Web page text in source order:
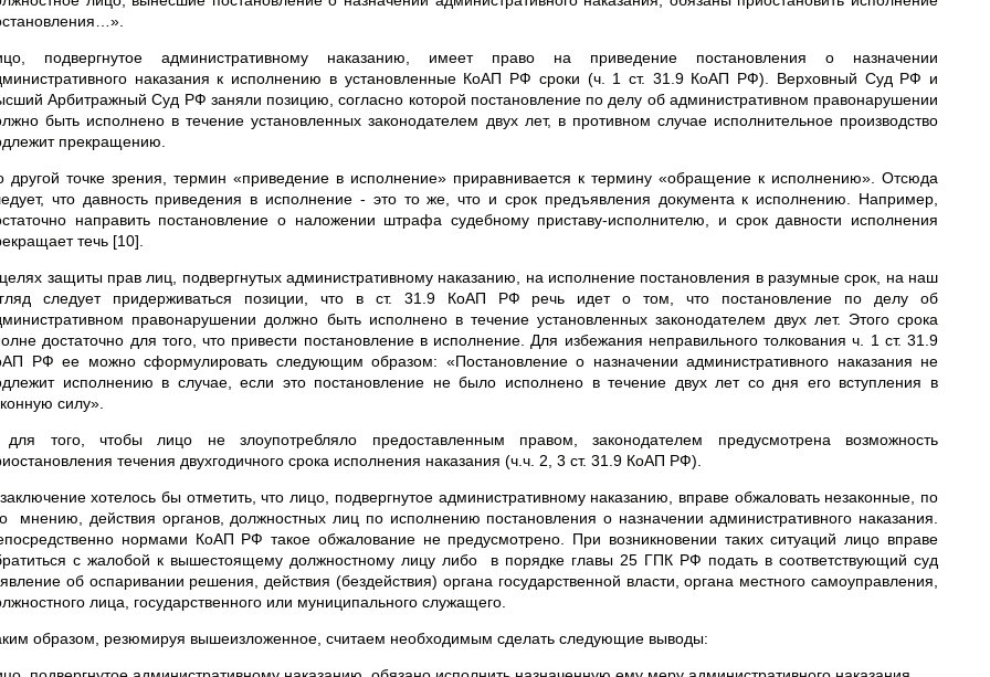
подвергнутое административному наказанию, имеет право на приведение постановления о назначении
наказания к исполнению в установленные КоАП РФ сроки (ч. 1 ст. 31.9 КоАП РФ). Верховный Суд РФ и
Арбитражный Суд РФ заняли позицию, согласно которой постановление по делу об административном правонарушении
быть исполнено в течение установленных законодателем двух лет, в противном случае исполнительное производство
прекращению.
другой точке зрения, термин «приведение в исполнение» приравнивается к термину «обращение к исполнению». Отсюда
что давность приведения в исполнение - это то же, что и срок предъявления документа к исполнению. Например,
направить постановление о наложении штрафа судебному приставу-исполнителю, и срок давности исполнения
течь [10].
защиты прав лиц, подвергнутых административному наказанию, на исполнение постановления в разумные срок, на наш
следует придерживаться позиции, что в ст. 31.9 КоАП РФ речь идет о том, что постановление по делу об
правонарушении должно быть исполнено в течение установленных законодателем двух лет. Этого срока
достаточно для того, что привести постановление в исполнение. Для избежания неправильного толкования ч. 1 ст. 31.9
РФ ее можно сформулировать следующим образом: «Постановление о назначении административного наказания не
исполнению в случае, если это постановление не было исполнено в течение двух лет со дня его вступления в
силу».
того, чтобы лицо не злоупотребляло предоставленным правом, законодателем предусмотрена возможность
течения двухгодичного срока исполнения наказания (ч.ч. 2, 3 ст. 31.9 КоАП РФ).
хотелось бы отметить, что лицо, подвергнутое административному наказанию, вправе обжаловать незаконные, по
мнению, действия органов, должностных лиц по исполнению постановления о назначении административного наказания.
нормами КоАП РФ такое обжалование не предусмотрено. При возникновении таких ситуаций лицо вправе
с жалобой к вышестоящему должностному лицу либо в порядке главы 25 ГПК РФ подать в соответствующий суд
об оспаривании решения, действия (бездействия) органа государственной власти, органа местного самоуправления,
лица, государственного или муниципального служащего.
образом, резюмируя вышеизложенное, считаем необходимым сделать следующие выводы: